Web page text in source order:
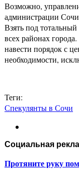
Возможно,
администрации Сочи
Взять под
всех районах
навести порядок с
необходимости,
Теги:
Спекулянты в Сочи
Социальная
Протяните руку